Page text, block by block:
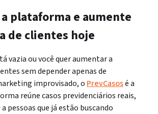
plataforma e aumente
de clientes hoje
vazia ou você quer aumentar a
sem depender apenas de
improvisado, o PrevCasosé a
reúne casos previdenciários reais,
pessoas que já estão buscando